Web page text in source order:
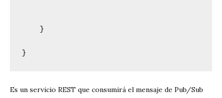
}
Es un servicio REST que consumirá el mensaje de Pub/Sub